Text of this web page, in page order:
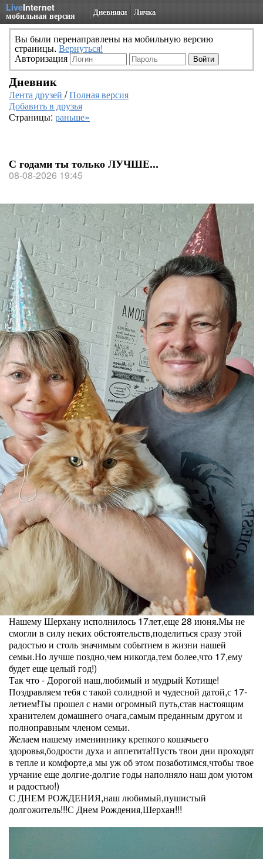
LiveInternet
мобильная версия Дневники Личка
Вы были перенаправлены на мобильную версию
страницы. Вернуться!
Авторизация
Дневник
Лента друзей /Полная версия
Добавить в друзья
Страницы: раньше»
С годами ты только ЛУЧШЕ...
08-08-2026 19:45
Нашему Шерхану исполнилось 17лет,еще 28 июня.Мы не
смогли в силу неких обстоятельств,поделиться сразу этой
радостью и столь значимым событием в жизни нашей
семьи.Но лучше поздно,чем никогда,тем более,что 17,ему
будет еще целый год!)
Так что - Дорогой наш,любимый и мудрый Котище!
Поздравляем тебя с такой солидной и чудесной датой,с 17-
летием!Ты прошел с нами огромный путь,став настоящим
хранителем домашнего очага,самым преданным другом и
полноправным членом семьи.
Желаем нашему имениннику крепкого кошачьего
здоровья,бодрости духа и аппетита!Пусть твои дни проходят
в тепле и комфорте,а мы уж об этом позаботимся,чтобы твое
урчание еще долгие-долгие годы наполняло наш дом уютом
и радостью!)
С ДНЕМ РОЖДЕНИЯ,наш любимый,пушистый
долгожитель!!!С Днем Рождения,Шерхан!!!